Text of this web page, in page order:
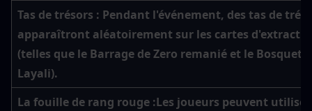
Tas de trésors : Pendant l'événement, des tas de
apparaîtront aléatoirement sur les cartes
(telles que le Barrage de Zero remanié et le Bosquet
Layali).
La fouille de rang rouge :Les joueurs peuvent utiliser